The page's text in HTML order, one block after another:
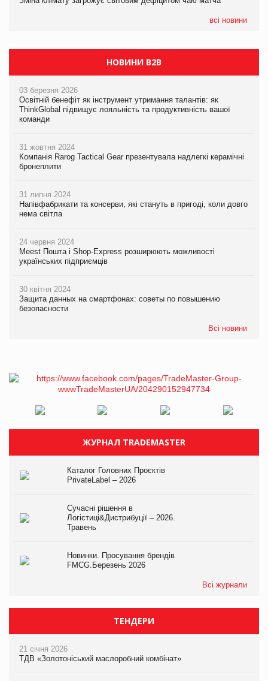
всі новини
НОВИНИ B2B
03 березня 2026
Освітній бенефіт як інструмент утримання талантів: як
ThinkGlobal підвищує лояльність та продуктивність вашої
команди
31 жовтня 2024
Компанія Rarog Tactical Gear презентувала надлегкі керамічні
бронеплити
31 липня 2024
Напівфабрикати та консерви, які стануть в пригоді, коли довго
нема світла
24 червня 2024
Meest Пошта і Shop-Express розширюють можливості
українських підприємців
30 квітня 2024
Защита данных на смартфонах: советы по повышению
безопасности
Всі новини
ЖУРНАЛ TRADEMASTER
Каталог Головних Проєктів
PrivateLabel – 2026
Сучасні рішення в
Логістиці&Дистрибуції – 2026.
Травень
Новинки. Просування брендів
FMCG.Березень 2026
Всі журнали
ТЕНДЕРИ
21 січня 2026
ТДВ «Золотоніський маслоробний комбінат»